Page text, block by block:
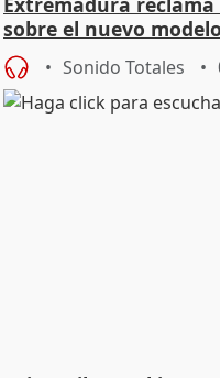
sobre el nuevo
Sonido Totales